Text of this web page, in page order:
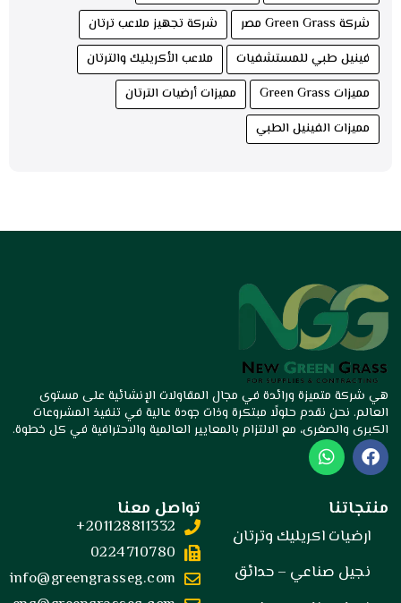
شركة Green Grass مصر
شركة تجهيز ملاعب ترتان
فينيل طبي للمستشفيات
ملاعب الأكريليك والترتان
مميزات Green Grass
مميزات أرضيات الترتان
مميزات الفينيل الطبي
هي شركة متميزة ورائدة في مجال المقاولات الإنشائية على مستوى
العالم. نحن نقدم حلولًا مبتكرة وذات جودة عالية في تنفيذ المشروعات
الكبرى والصغرى، مع الالتزام بالمعايير العالمية والاحترافية في كل خطوة.
F
a
c
e
b
o
k
W
h
a
a
p
منتجاتنا
ارضيات اكريليك وترتان
نجيل صناعي – حدائق
تواصل معنا
201128811332+
0224710780
info@greengrasseg.com